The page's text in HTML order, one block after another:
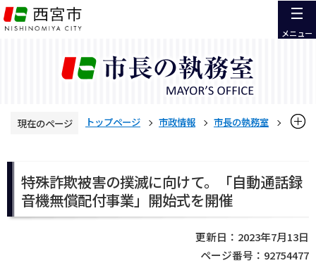
こ
の
す
メニュー
現在のページ トップページ 市政情報
市長の執務室
特殊詐欺被害の撲滅に向けて。「自動通話録音機無償配付事
業」開始式を開催
か
特殊詐欺被害の撲滅に向けて。「自動通話録
音機無償配付事業」開始式を開催
更新日：2023年7月13日
ページ番号：92754477